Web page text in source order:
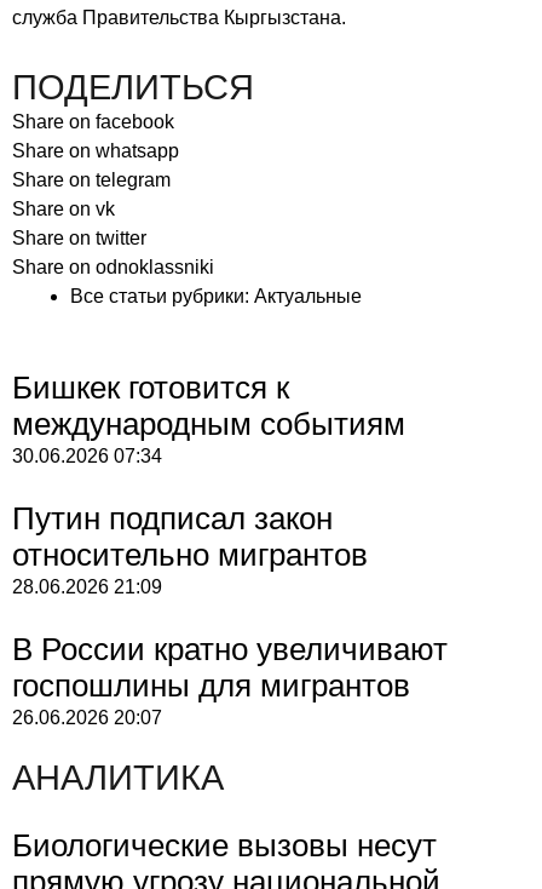
служба Правительства Кыргызстана.
ПОДЕЛИТЬСЯ
Share on facebook
Share on whatsapp
Share on telegram
Share on vk
Share on twitter
Share on odnoklassniki
Все статьи рубрики: Актуальные
Бишкек готовится к
международным событиям
30.06.2026 07:34
Путин подписал закон
относительно мигрантов
28.06.2026 21:09
В России кратно увеличивают
госпошлины для мигрантов
26.06.2026 20:07
АНАЛИТИКА
Биологические вызовы несут
прямую угрозу национальной